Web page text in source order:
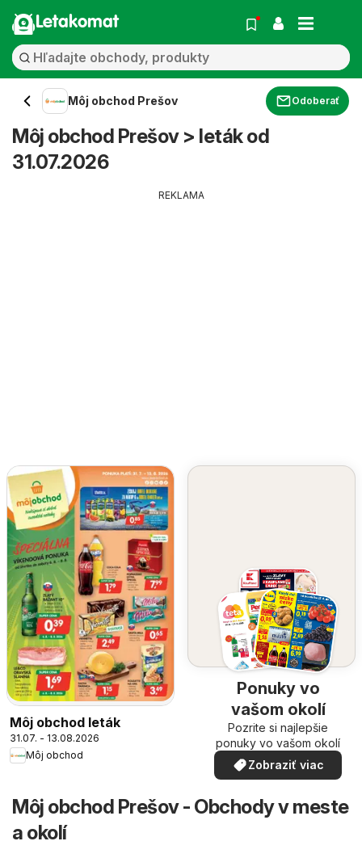
Letakomat
Môj obchod Prešov Odoberať
Môj obchod Prešov > leták od
31.07.2026
REKLAMA
Môj obchod leták
31.07. - 13.08.2026
Môj obchod
Ponuky vo
vašom okolí
Pozrite si najlepšie
ponuky vo vašom okolí
Zobraziť viac
Môj obchod Prešov - Obchody v meste
a okolí